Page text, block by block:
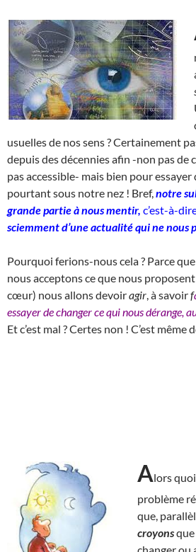
usuelles de nos sens ? Certainement
depuis des décennies afin -non pas de
pas accessible- mais bien pour essayer
pourtant sous notre nez ! Bref, notre
grande partie à nous mentir, c’est-à-
sciemment d’une actualité qui ne nous
Pourquoi ferions-nous cela ? Parce
nous acceptons ce que nous
cœur) nous allons devoiragir , à savoirf
essayer de changer ce qui nous dérange,
Et c’est mal ? Certes non ! C’est même
Alors
problème
que,
croyons
changer ou